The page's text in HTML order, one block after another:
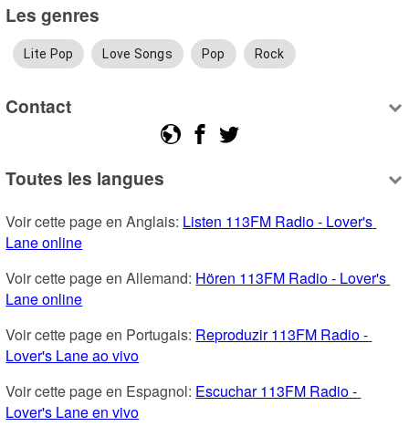
Les genres
Lite Pop Love Songs Pop Rock
Contact
Toutes les langues
Voir cette page en Anglais: Listen 113FM Radio - Lover's
Lane online
Voir cette page en Allemand: Hören 113FM Radio - Lover's
Lane online
Voir cette page en Portugais: Reproduzir 113FM Radio -
Lover's Lane ao vivo
Voir cette page en Espagnol: Escuchar 113FM Radio -
Lover's Lane en vivo